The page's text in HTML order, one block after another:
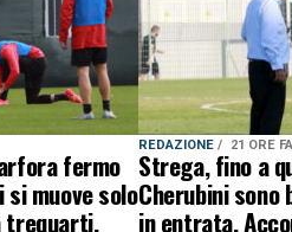
fermo
muove solo
trequarti.
REDAZIONE 21 ORE FA
Strega, fino a
Cherubini sono
in entrata.